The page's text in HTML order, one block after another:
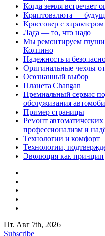
Когда земля встречает
Криптовалюта —
Кроссовер с характером
Лада — то, что надо
Мы ремонтируем
Колпино
Надежность и
Оригинальные чехлы от
Осознанный выбор
Планета Changan
Премиальный сервис
обслуживания
Пример страницы
Ремонт
профессионализм и
Технологии и комфорт
Технологии,
Эволюция как принцип
Пт. Авг 7th, 2026
Subscribe